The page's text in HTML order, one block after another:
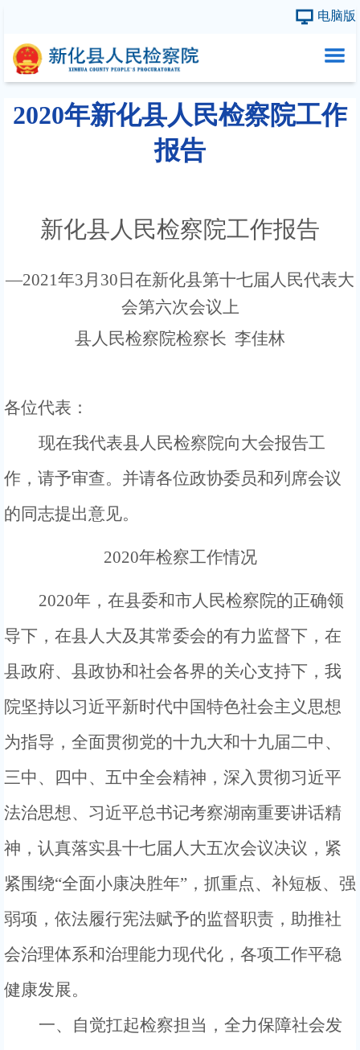
电脑版
检务公开
2020年新化县人民检察院工作
报告
新化县人民检察院工作报告
—2021年3月 30 日在新化县第十七届人民代表大
会第六次会议上
县人民检察院检察长 李佳林
各位代表：
现在我代表县人民检察院向大会报告工
作，请予审查。并请各位政协委员和列席会议
的同志提出意见。
2020年检察工作情况
2020年， 在县委和市人民检察院的正确领
导下，在县人大及其常委会的有力监督下，在
县政府、县政协和社会各界的关心支持下 ，我
院坚持以习近平新时代中国特色社会主义思想
为指导 ，全面贯彻党的十九大和十九届二中、
三中、四中、五中全会精神，深入贯彻习近平
法治思想、习近平总书记考察湖南重要讲话精
神，认真落实县十七届人大五次会议决议，紧
紧围绕“全面小康决胜年”，抓重点、补短板、强
弱项， 依法履行宪法赋予的监督职责， 助推社
会治理体系和治理能力现代化， 各项工作平稳
健康发展。
一、
自觉扛起检察担当， 全力保障社会发